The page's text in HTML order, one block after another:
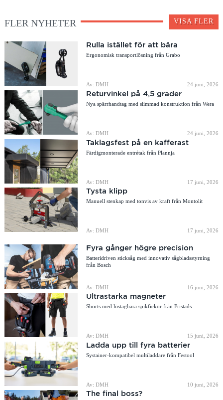
FLER NYHETER VISA FLER
Rulla istället för att bära
Ergonomisk transportlösning från Grabo
Av: DMH 24 juni, 2026
Returvinkel på 4,5 grader
Nya spärrhandtag med slimmad konstruktion från Wera
Av: DMH 24 juni, 2026
Taklagsfest på en kafferast
Färdigmonterade entrétak från Plannja
Av: DMH 17 juni, 2026
Tysta klipp
Manuell stenkap med tonvis av kraft från Montolit
Av: DMH 17 juni, 2026
Fyra gånger högre precision
Batteridriven sticksåg med innovativ sågbladsstyrning
från Bosch
Av: DMH 16 juni, 2026
Ultrastarka magneter
Shorts med löstagbara spikfickor från Fristads
Av: DMH 15 juni, 2026
Ladda upp till fyra batterier
Systainer-kompatibel multiladdare från Festool
Av: DMH 10 juni, 2026
The final boss?